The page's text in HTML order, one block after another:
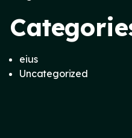
eius
Uncategorized